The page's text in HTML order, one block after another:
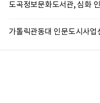
도곡정보문화도서관, 심화